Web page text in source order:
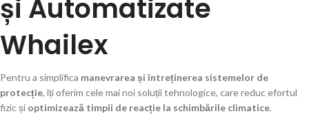
și Automatizate
Whailex
Pentru a simplifica manevrarea și întreținerea sistemelor de
protecție, îți oferim cele mai noi soluții tehnologice, care reduc efortul
fizic și optimizează timpii de reacție la schimbările climatice.